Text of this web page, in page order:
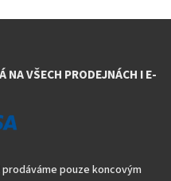
VŠECH PRODEJNÁCH I E-
pouze koncovým